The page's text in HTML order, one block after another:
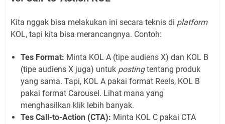
Kita nggak bisa melakukan ini secara teknis di platform
KOL, tapi kita bisa merancangnya. Contoh:
Tes Format: Minta KOL A (tipe audiens X) dan KOL B
(tipe audiens X juga) untuk postingtentang produk
yang sama. Tapi, KOL A pakai format Reels, KOL B
pakai format Carousel. Lihat mana yang
menghasilkan klik lebih banyak.
Tes Call-to-Action (CTA): Minta KOL C pakai CTA